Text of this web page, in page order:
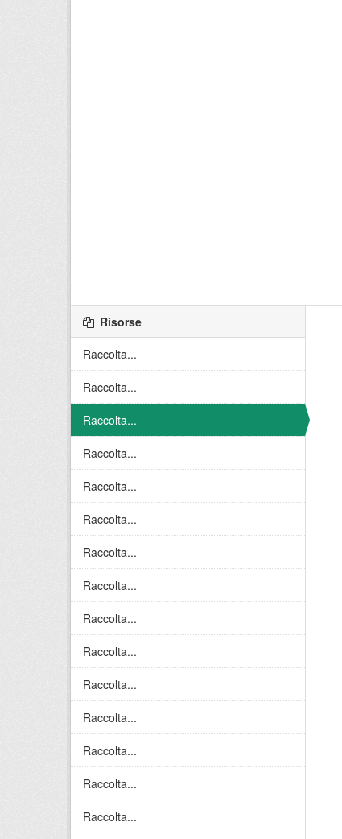
Risorse
Raccolta...
Raccolta...
Raccolta...
Raccolta...
Raccolta...
Raccolta...
Raccolta...
Raccolta...
Raccolta...
Raccolta...
Raccolta...
Raccolta...
Raccolta...
Raccolta...
Raccolta...